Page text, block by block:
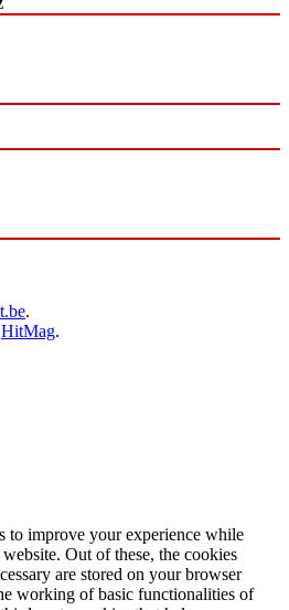
.
HitMag.
to improve your experience while
Out of these, the cookies
are stored on your browser
working of basic functionalities of